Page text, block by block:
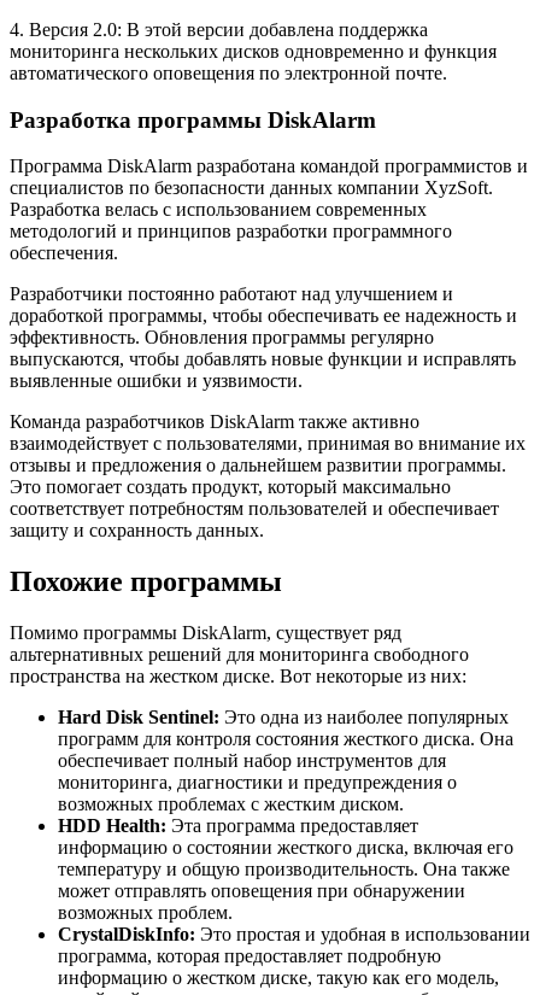
4. Версия 2.0: В этой версии добавлена поддержка
мониторинга нескольких дисков одновременно и функция
автоматического оповещения по электронной почте.
Разработка программы DiskAlarm
Программа DiskAlarm разработана командой программистов и
специалистов по безопасности данных компании XyzSoft.
Разработка велась с использованием современных
методологий и принципов разработки программного
обеспечения.
Разработчики постоянно работают над улучшением и
доработкой программы, чтобы обеспечивать ее надежность и
эффективность. Обновления программы регулярно
выпускаются, чтобы добавлять новые функции и исправлять
выявленные ошибки и уязвимости.
Команда разработчиков DiskAlarm также активно
взаимодействует с пользователями, принимая во внимание их
отзывы и предложения о дальнейшем развитии программы.
Это помогает создать продукт, который максимально
соответствует потребностям пользователей и обеспечивает
защиту и сохранность данных.
Похожие программы
Помимо программы DiskAlarm, существует ряд
альтернативных решений для мониторинга свободного
пространства на жестком диске. Вот некоторые из них:
Hard Disk Sentinel: Это одна из наиболее популярных
программ для контроля состояния жесткого диска. Она
обеспечивает полный набор инструментов для
мониторинга, диагностики и предупреждения о
возможных проблемах с жестким диском.
HDD Health: Эта программа предоставляет
информацию о состоянии жесткого диска, включая его
температуру и общую производительность. Она также
может отправлять оповещения при обнаружении
возможных проблем.
CrystalDiskInfo: Это простая и удобная в использовании
программа, которая предоставляет подробную
информацию о жестком диске, такую как его модель,